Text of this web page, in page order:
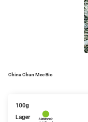
Teemischungen
Rooibos Tee
China Chun Mee Bio
100g
Lager